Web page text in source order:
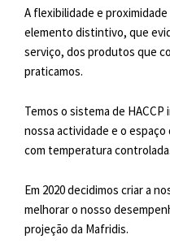
A flexibilidade e
elemento distintivo, que
serviço, dos produtos que
praticamos.
Temos o sistema de
nossa actividade e o espaço
com temperatura controlada.
Em 2020 decidimos criar a
melhorar o nosso
projeção da Mafridis.